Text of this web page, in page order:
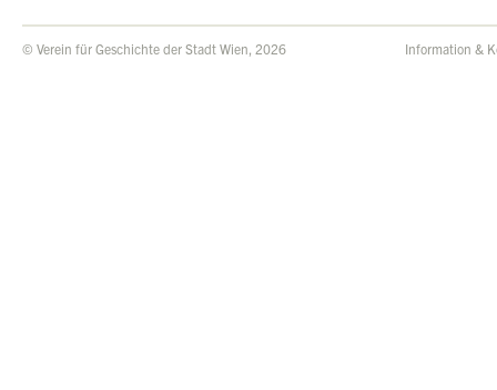
© Verein für Geschichte der Stadt Wien, 2026 Information &